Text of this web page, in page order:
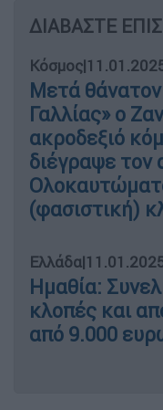
ΔΙΑΒΑΣΤΕ
Κόσμος|
Μετά
Γαλλίας» ο
ακροδεξιό
διέγραψε τον
(φασιστική)
Ελλάδα|
Ημαθία:
κλοπές και
από 9.000